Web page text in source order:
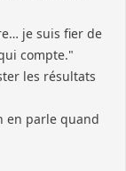
je suis fier de
compte."
les résultats
en parle quand